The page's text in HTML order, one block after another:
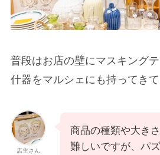
普段はお店の壁にマスキング
什器をマルシェにも持ってきて
店主さん
商品の種類や大き
難しいですが、パ